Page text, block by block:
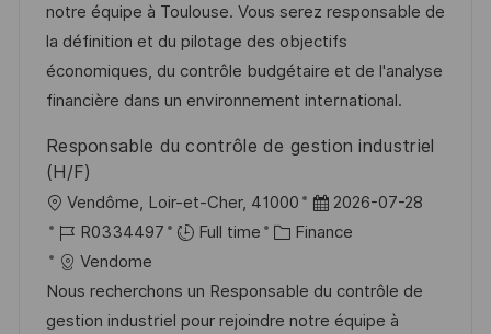
i
s
a
t
o
’
a
f
f
c
r
e
n
c
d
o
s
g
o
r
i
notre équipe à Toulouse. Vous serez responsable de
la définition et du pilotage des objectifs
économiques, du contrôle budgétaire et de l'analyse
financière dans un environnement international.
Responsable du contrôle de gestion industriel
(H/F)
o
c
a
l
Vendôme, Loir-et-Cher, 41000
D
a
e
d
2026-07-28
R
é
f
é
R0334497 Full time
C
t
é
Finance
Vendome
Nous recherchons un Responsable du contrôle de
gestion industriel pour rejoindre notre équipe à